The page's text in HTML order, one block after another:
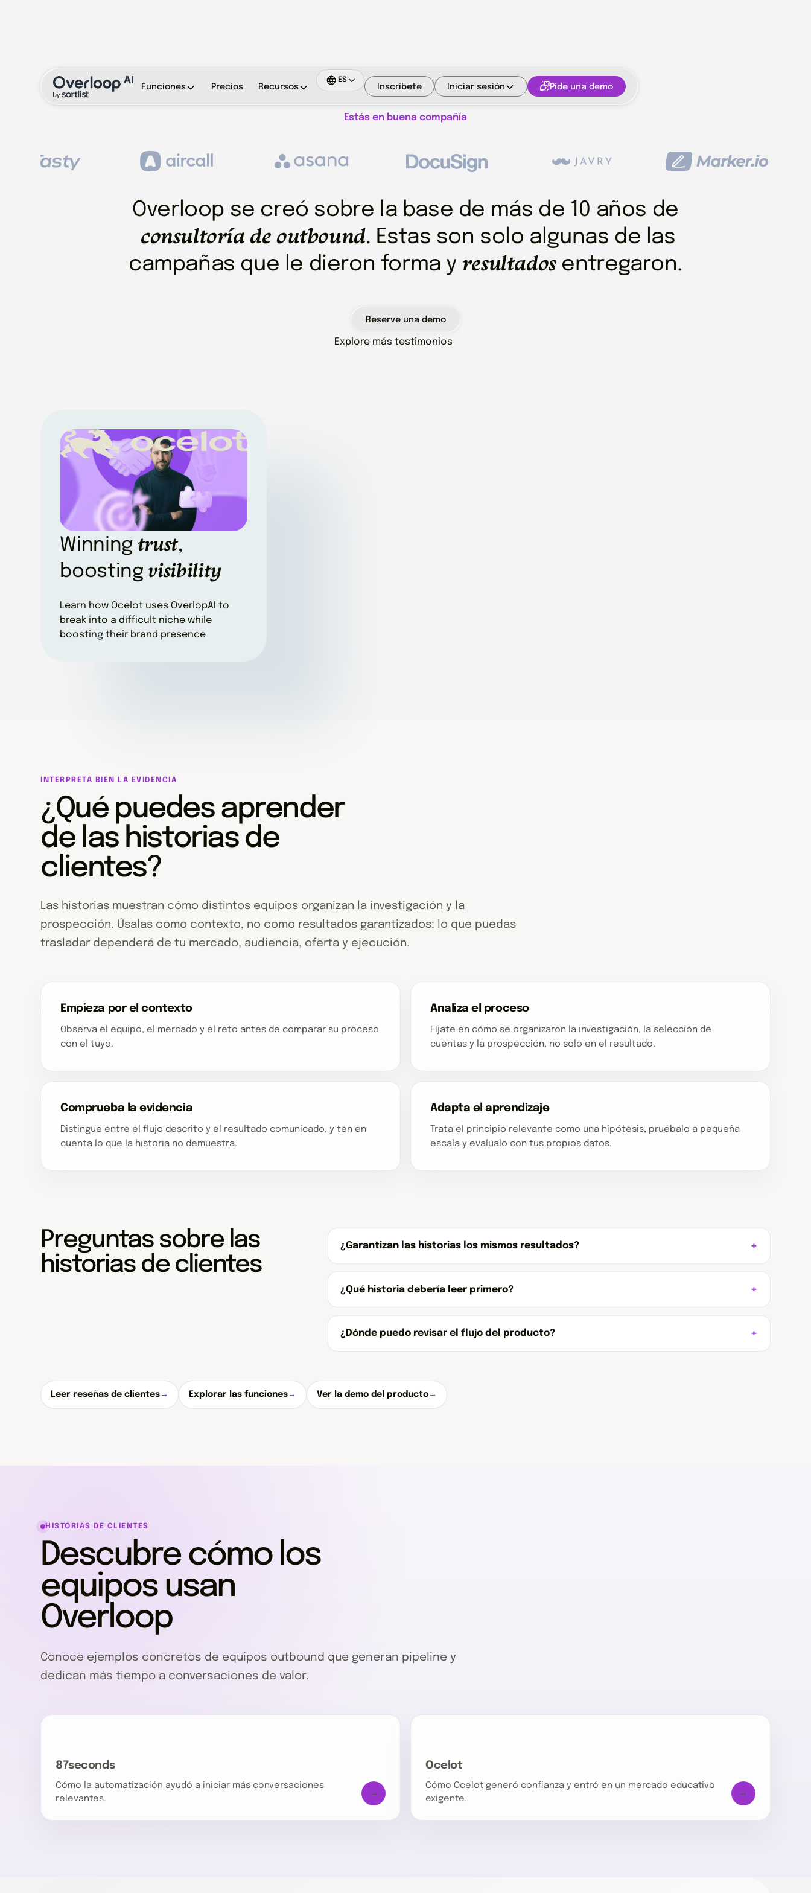
Funciones Precios Recursos
ES
Inscribete Iniciar sesión Pide una demo
Estás en buena compañía
Overloop se creó sobre la base de más de 10 años de
consultoría de outbound. Estas son solo algunas de las
campañas que le dieron forma y resultadosentregaron.
Reserve una demo
Explore más testimonios
Winning trust,
boosting visibility
Learn how Ocelot uses OverlopAI to
break into a difficult niche while
boosting their brand presence
INTERPRETA BIEN LA EVIDENCIA
¿Qué puedes aprender
de las historias de
clientes?
Las historias muestran cómo distintos equipos organizan la investigación y la
prospección. Úsalas como contexto, no como resultados garantizados: lo que puedas
trasladar dependerá de tu mercado, audiencia, oferta y ejecución.
Empieza por el contexto
Observa el equipo, el mercado y el reto antes de comparar su proceso
con el tuyo.
Analiza el proceso
Fíjate en cómo se organizaron la investigación, la selección de
cuentas y la prospección, no solo en el resultado.
Comprueba la evidencia
Distingue entre el flujo descrito y el resultado comunicado, y ten en
cuenta lo que la historia no demuestra.
Adapta el aprendizaje
Trata el principio relevante como una hipótesis, pruébalo a pequeña
escala y evalúalo con tus propios datos.
Preguntas sobre las
historias de clientes
¿Garantizan las historias los mismos resultados?
¿Qué historia debería leer primero?
¿Dónde puedo revisar el flujo del producto?
Leer reseñas de clientes→ Explorar las funciones→ Ver la demo del producto→
HISTORIAS DE CLIENTES
Descubre cómo los
equipos usan
Overloop
Conoce ejemplos concretos de equipos outbound que generan pipeline y
dedican más tiempo a conversaciones de valor.
87seconds
Cómo la automatización ayudó a iniciar más conversaciones
relevantes.
→
Ocelot
Cómo Ocelot generó confianza y entró en un mercado educativo
exigente.
→